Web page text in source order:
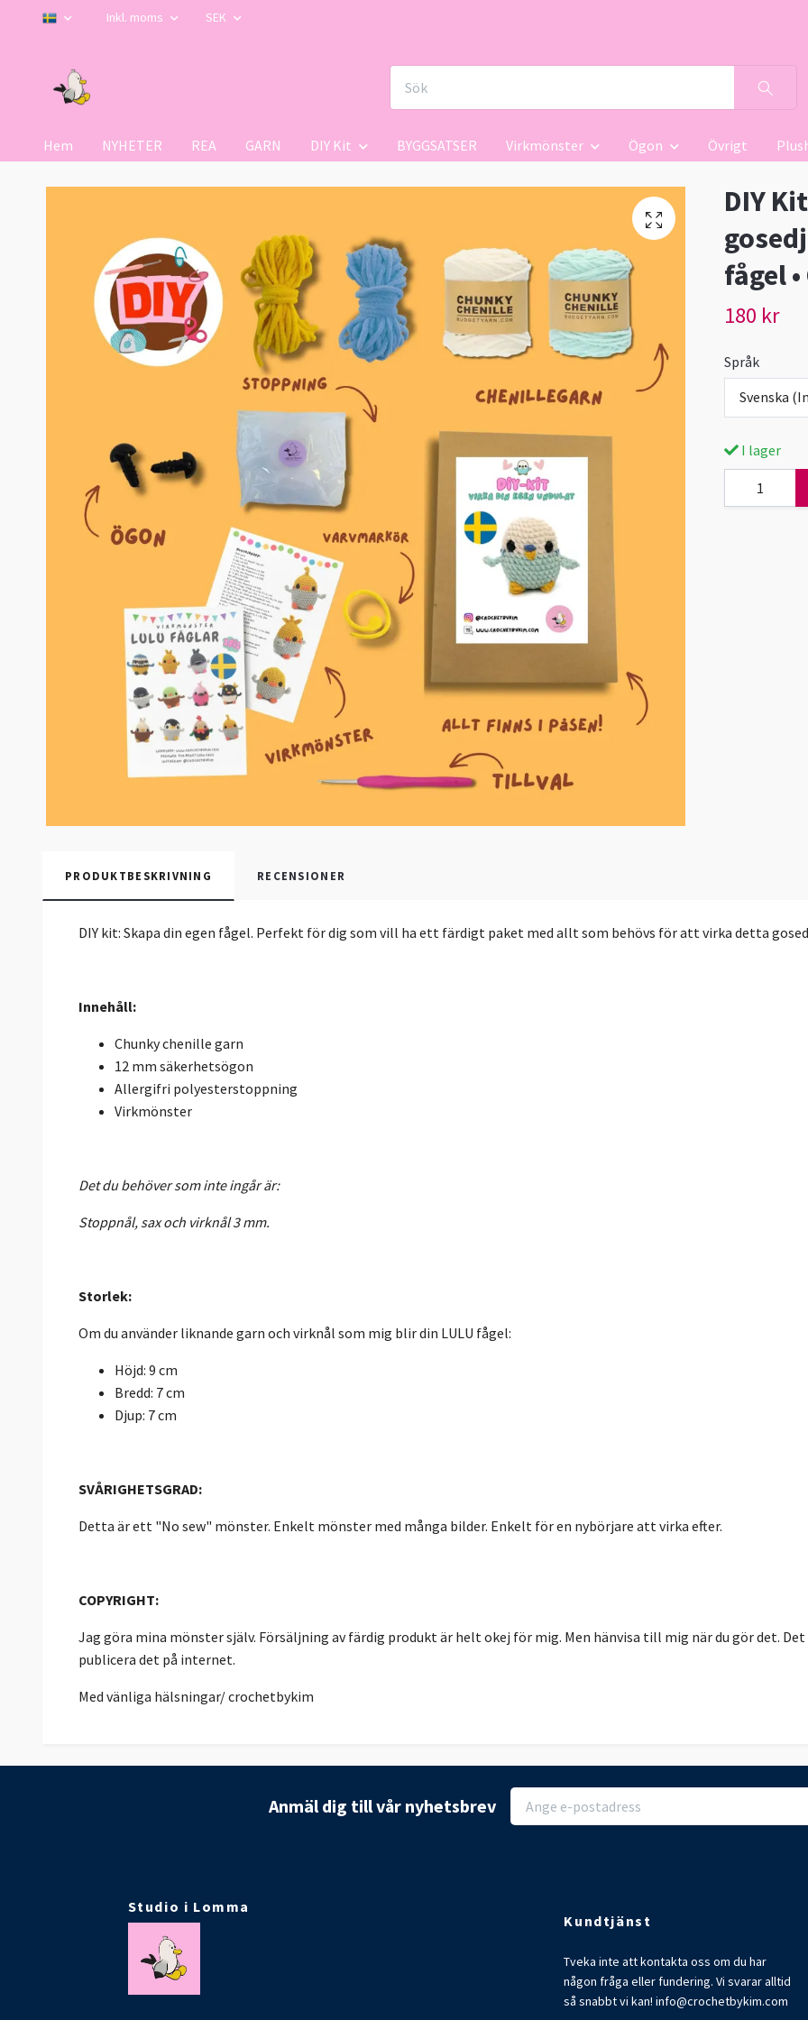
Inkl. moms SEK
Hem NYHETER REA GARN DIY Kit BYGGSATSER Virkmönster Ögon Övrigt
DIY
fågel
180 kr
Språk
Svenska
I lager
PRODUKTBESKRIVNING RECENSIONER
DIY kit: Skapa din egen fågel. Perfekt för dig som vill ha ett färdigt paket med allt som behövs för att virka detta
Innehåll:
Chunky chenille garn
12 mm säkerhetsögon
Allergifri polyesterstoppning
Virkmönster
Det du behöver som inte ingår är:
Stoppnål, sax och virknål 3 mm.
Storlek:
Om du använder liknande garn och virknål som mig blir din LULU fågel:
Höjd: 9 cm
Bredd: 7 cm
Djup: 7 cm
SVÅRIGHETSGRAD:
Detta är ett "No sew" mönster. Enkelt mönster med många bilder. Enkelt för en nybörjare att virka efter.
COPYRIGHT:
Jag göra mina mönster själv. Försäljning av färdig produkt är helt okej för mig. Men hänvisa till mig när du gör det.
publicera det på internet.
Med vänliga hälsningar/ crochetbykim
Anmäl dig till vår nyhetsbrev
Studio i Lomma
Kundtjänst
Tveka inte att kontakta oss om du har
någon fråga eller fundering. Vi svarar alltid
så snabbt vi kan!info@crochetbykim.com